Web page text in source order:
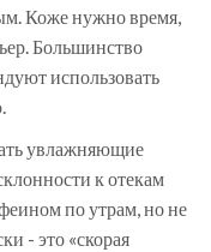
Коже нужно время,
Большинство
использовать
увлажняющие
к отекам
по утрам, но не
- это «скорая